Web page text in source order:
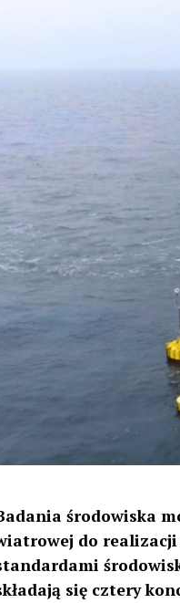
środowiska
do realizacji
się cztery